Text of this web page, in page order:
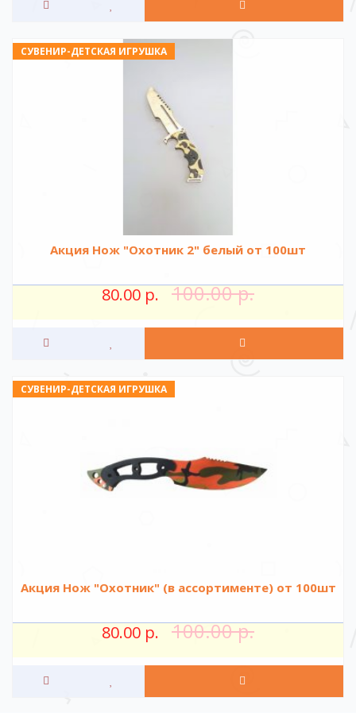
СУВЕНИР-ДЕТСКАЯ ИГРУШКА
Акция Нож "Охотник 2" белый от 100шт
80.00 р. 100.00 р.
СУВЕНИР-ДЕТСКАЯ ИГРУШКА
Акция Нож "Охотник" (в ассортименте) от 100шт
80.00 р. 100.00 р.